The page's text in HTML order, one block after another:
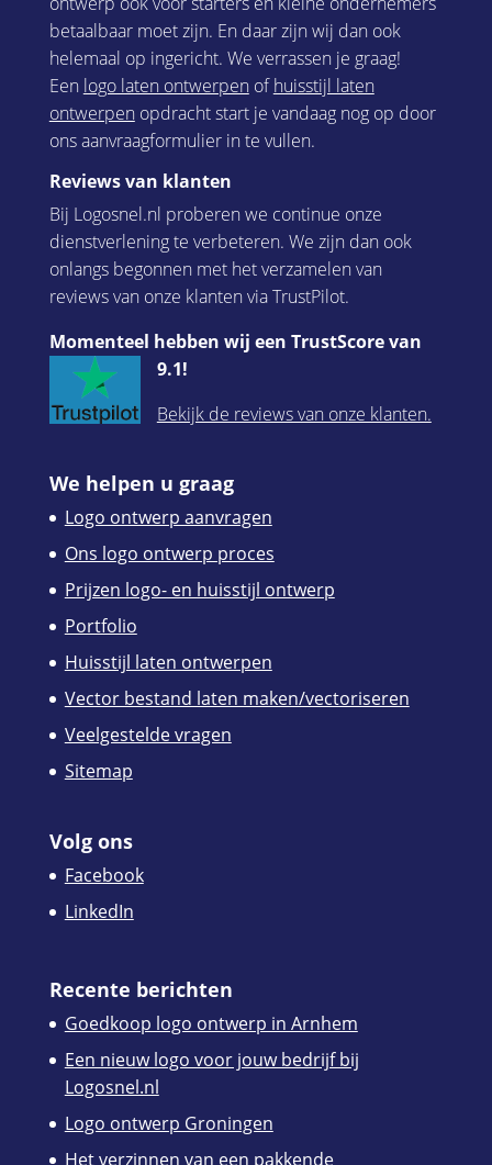
betaalbaar moet zijn. En daar zijn wij dan ook
helemaal op ingericht. We verrassen je graag!
Een logo laten ontwerpenofhuisstijl laten
ontwerpenopdracht start je vandaag nog op door
ons aanvraagformulier in te vullen.
Reviews van klanten
Bij Logosnel.nl proberen we continue onze
dienstverlening te verbeteren. We zijn dan ook
onlangs begonnen met het verzamelen van
reviews van onze klanten via TrustPilot.
Momenteel hebben wij een TrustScore van
9.1!
Bekijk de reviews van onze klanten.
We helpen u graag
Logo ontwerp aanvragen
Ons logo ontwerp proces
Prijzen logo- en huisstijl ontwerp
Portfolio
Huisstijl laten ontwerpen
Vector bestand laten maken/vectoriseren
Veelgestelde vragen
Sitemap
Volg ons
Facebook
LinkedIn
Recente berichten
Goedkoop logo ontwerp in Arnhem
Een nieuw logo voor jouw bedrijf bij
Logosnel.nl
Logo ontwerp Groningen
Het verzinnen van een pakkende